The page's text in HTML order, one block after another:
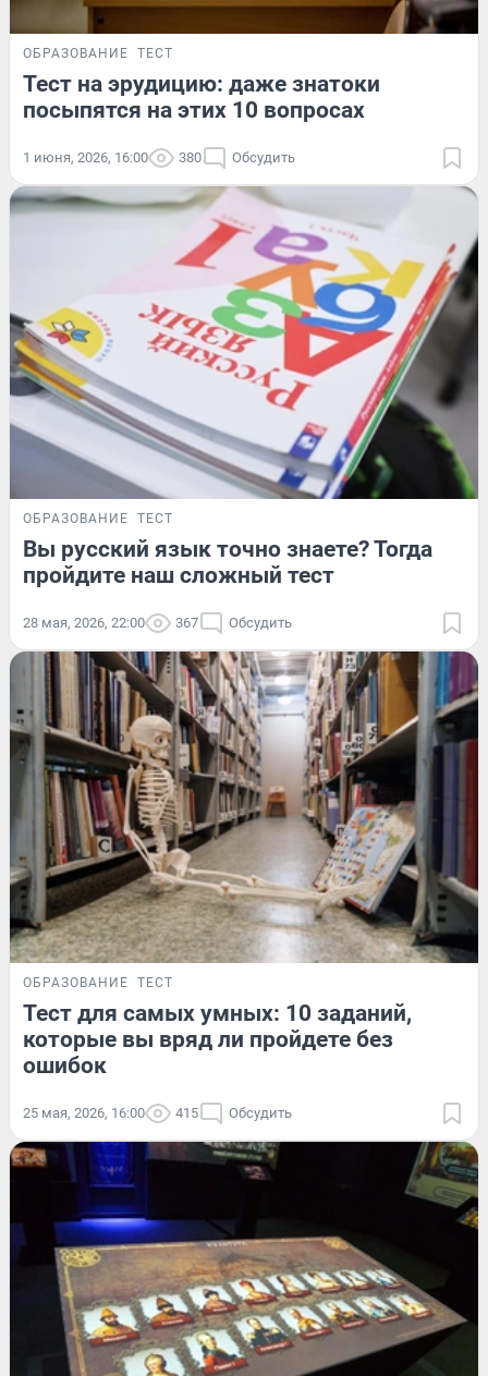
ОБРАЗОВАНИЕ ТЕСТ
Тест на эрудицию: даже знатоки
посыпятся на этих 10 вопросах
1 июня, 2026, 16:00 380 Обсудить
ОБРАЗОВАНИЕ ТЕСТ
Вы русский язык точно знаете? Тогда
пройдите наш сложный тест
28 мая, 2026, 22:00 367 Обсудить
ОБРАЗОВАНИЕ ТЕСТ
Тест для самых умных: 10 заданий,
которые вы вряд ли пройдете без
ошибок
25 мая, 2026, 16:00 415 Обсудить